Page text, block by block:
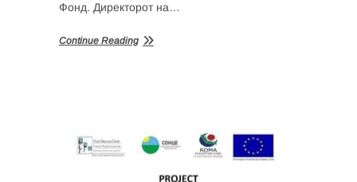
Фонд. Директорот на…
Continue Reading